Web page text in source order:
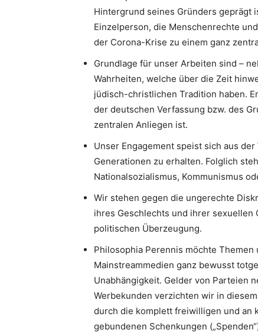
Hintergrund seines Gründers geprägt
Einzelperson, die Menschenrechte
der Corona-Krise zu einem ganz
Grundlage für unser Arbeiten sind –
Wahrheiten, welche über die Zeit
jüdisch-christlichen Tradition haben.
der deutschen Verfassung bzw. des
zentralen Anliegen ist.
Unser Engagement speist sich aus
Generationen zu erhalten. Folglich
Nationalsozialismus, Kommunismus
Wir stehen gegen die ungerechte
ihres Geschlechts und ihrer
politischen Überzeugung.
Philosophia Perennis möchte
Mainstreammedien ganz bewusst
Unabhängigkeit. Gelder von Parteien
Werbekunden verzichten wir in
durch die komplett freiwilligen und an
gebundenen Schenkungen